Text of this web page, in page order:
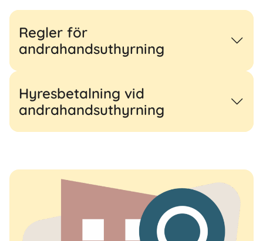
Regler för
andrahandsuthyrning
Hyresbetalning vid
andrahandsuthyrning